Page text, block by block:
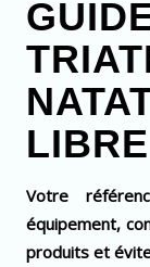
LIBRE
Votre
équipement,
produits et